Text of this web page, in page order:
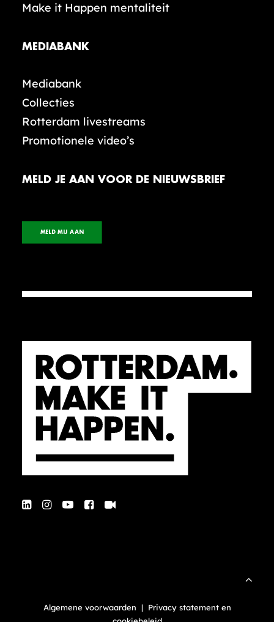
Make it Happen mentaliteit
MEDIABANK
Mediabank
Collecties
Rotterdam livestreams
Promotionele video’s
MELD JE AAN VOOR DE NIEUWSBRIEF
MELD MIJ AAN
Algemene voorwaarden | Privacy statement en